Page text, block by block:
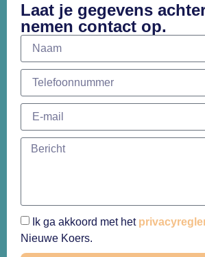
Laat je gegevens
nemen contact op.
Ik ga akkoord met het
Nieuwe Koers.